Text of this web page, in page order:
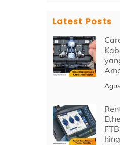
Latest Posts